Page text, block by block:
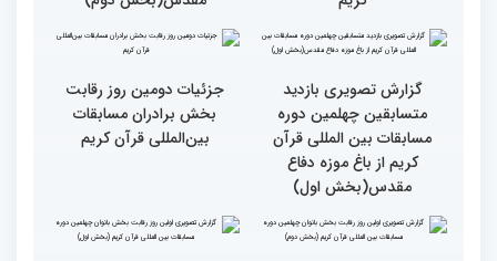
کشی متسابقین بخش
بانوان چهلمین دوره
مسابقات بین المللی قرآن
کریم
متسابقین چهلمین دوره
مسابقات بین المللی قرآن
کریم از باغ موزه دفاع